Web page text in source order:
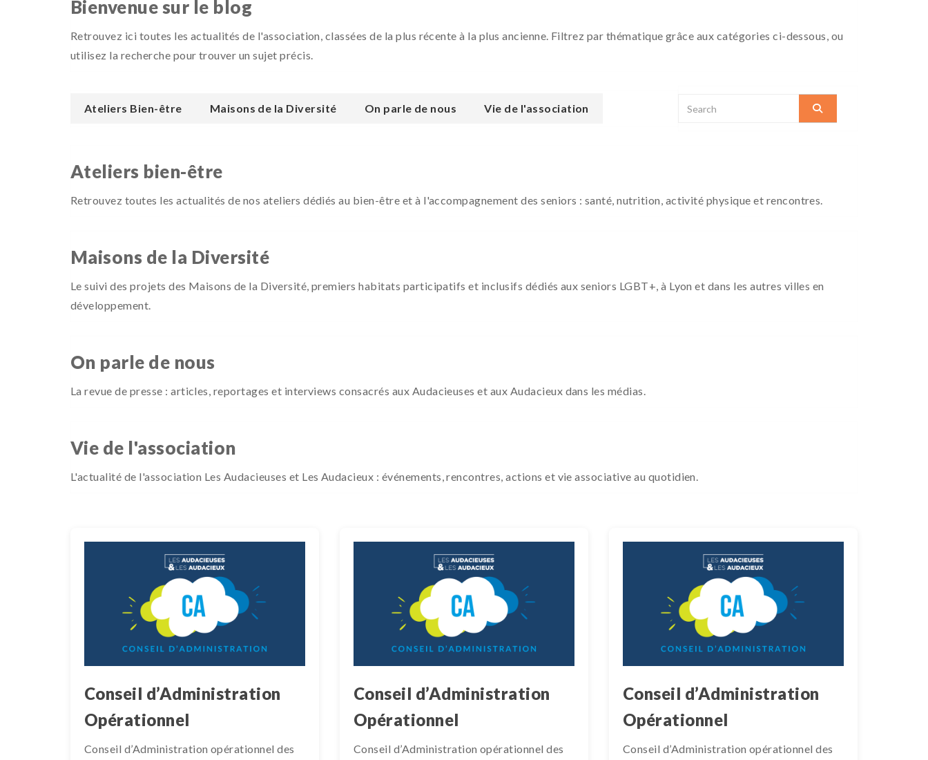
Conseil d’Administration
Opérationnel
Conseil d’Administration opérationnel des
Conseil d’Administration
Opérationnel
Conseil d’Administration opérationnel des
Conseil d’Administration
Opérationnel
Conseil d’Administration opérationnel des
Bienvenue sur le blog
Retrouvez ici toutes les actualités de l'association, classées de la plus récente à la plus ancienne. Filtrez par thématique grâce aux catégories ci-dessous, ou
utilisez la recherche pour trouver un sujet précis.
Ateliers Bien-être Maisons de la Diversité On parle de nous Vie de l'association
Ateliers bien-être
Retrouvez toutes les actualités de nos ateliers dédiés au bien-être et à l'accompagnement des seniors : santé, nutrition, activité physique et rencontres.
Maisons de la Diversité
Le suivi des projets des Maisons de la Diversité, premiers habitats participatifs et inclusifs dédiés aux seniors LGBT+, à Lyon et dans les autres villes en
développement.
On parle de nous
La revue de presse : articles, reportages et interviews consacrés aux Audacieuses et aux Audacieux dans les médias.
Vie de l'association
L'actualité de l'association Les Audacieuses et Les Audacieux : événements, rencontres, actions et vie associative au quotidien.